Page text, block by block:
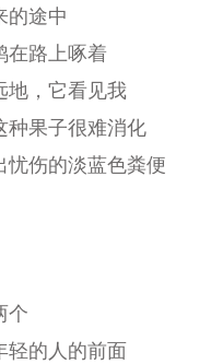
的途中
在路上啄着
地，它看见我
种果子很难消化
忧伤的淡蓝色粪便
个
轻的人的前面